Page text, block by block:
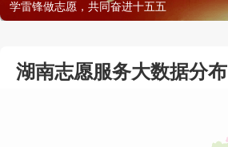
学雷锋做志愿，共同奋进十五五
湖南志愿服务大数据分布